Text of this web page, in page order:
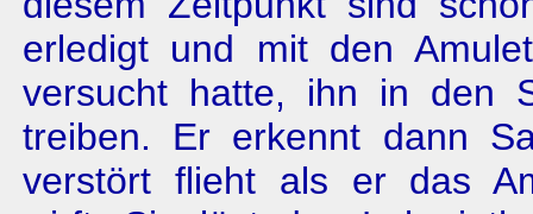
erledigt und mit den
versucht hatte, ihn in den
treiben. Er erkennt dann
verstört flieht als er das